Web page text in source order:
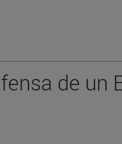
de un